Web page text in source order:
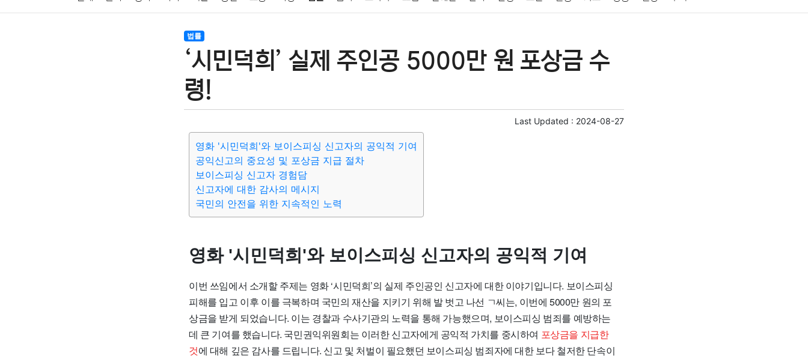
결혼 육아
기술 종교 사회 정치 건강 의료 의학 경제 마케팅 부동산 외국어 교육 교통 생활
법률
‘시민덕희’ 실제 주인공 5000만 원 포상금 수
령!
Last Updated : 2024-08-27
영화 '시민덕희'와 보이스피싱 신고자의 공익적 기여
공익신고의 중요성 및 포상금 지급 절차
보이스피싱 신고자 경험담
신고자에 대한 감사의 메시지
국민의 안전을 위한 지속적인 노력
영화 '시민덕희'와 보이스피싱 신고자의 공익적 기여
이번 쓰임에서 소개할 주제는 영화‘시민덕희’의 실제 주인공인 신고자에 대한 이야기입니다. 보이스피싱
피해를 입고 이후 이를 극복하며 국민의 재산을 지키기 위해 발 벗고 나선 ㄱ씨는, 이번에5000만 원의 포
상금을 받게 되었습니다. 이는 경찰과 수사기관의 노력을 통해 가능했으며, 보이스피싱 범죄를 예방하는
데 큰 기여를 했습니다. 국민권익위원회는 이러한 신고자에게 공익적 가치를 중시하여 포상금을 지급한
것에 대해 깊은 감사를 드립니다. 신고 및 처벌이 필요했던 보이스피싱 범죄자에 대한 보다 철저한 단속이